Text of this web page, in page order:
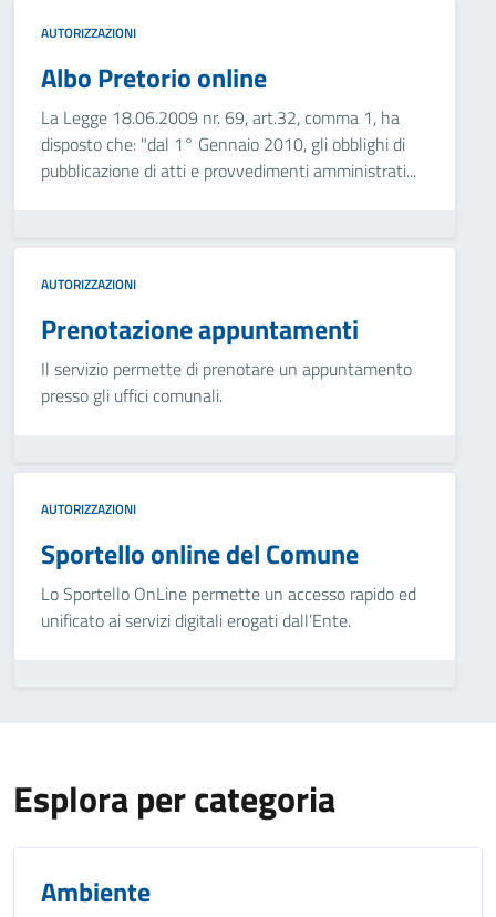
AUTORIZZAZIONI
Albo Pretorio online
La Legge 18.06.2009 nr. 69, art.32, comma 1, ha
disposto che: "dal 1° Gennaio 2010, gli obblighi di
pubblicazione di atti e provvedimenti amministrati...
AUTORIZZAZIONI
Prenotazione appuntamenti
Il servizio permette di prenotare un appuntamento
presso gli uffici comunali.
AUTORIZZAZIONI
Sportello online del Comune
Lo Sportello OnLine permette un accesso rapido ed
unificato ai servizi digitali erogati dall’Ente.
Esplora per categoria
Ambiente